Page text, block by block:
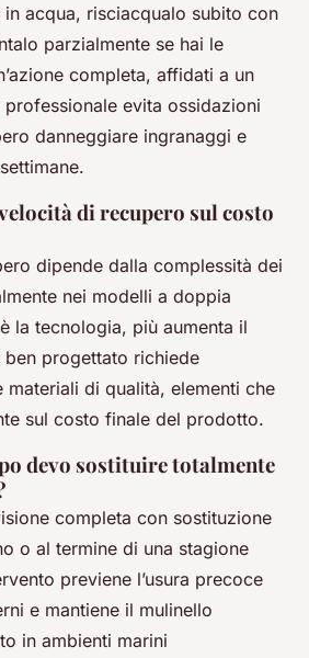
in acqua, risciacqualo subito con
parzialmente se hai le
completa, affidati a un
evita ossidazioni
danneggiare ingranaggi e
di recupero sul costo
dipende dalla complessità dei
nei modelli a doppia
la tecnologia, più aumenta il
progettato richiede
materiali di qualità, elementi che
sul costo finale del prodotto.
devo sostituire totalmente
completa con sostituzione
o al termine di una stagione
previene l’usura precoce
e mantiene il mulinello
in ambienti marini